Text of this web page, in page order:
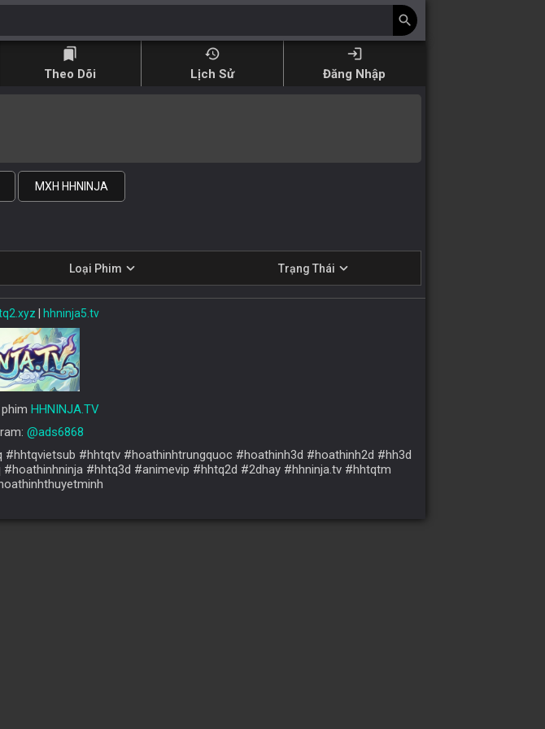
search
bookmarks
Theo Dõi
history
Lịch Sử
login
Đăng Nhập
MXH HHNINJA
Loại Phim expand_more Trạng Thái expand_more
hhninja5.tv
HHNINJA.TV
@ads6868
#hhtqtv #hoathinhtrungquoc #hoathinh3d #hoathinh2d #hh3d
#hhtq3d #animevip #hhtq2d #2dhay #hhninja.tv #hhtqtm